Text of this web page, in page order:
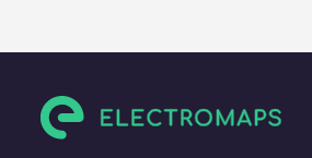
électrique la prochaine fois.